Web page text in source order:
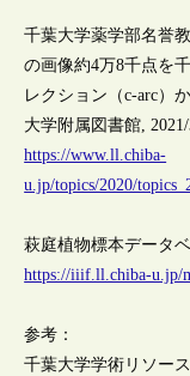
千葉大学薬学部名誉
の画像約4万8千点を
レクション（c-arc）
大学附属図書館, 2021/
https://www.ll.chiba-
u.jp/topics/2020/
萩庭植物標本データベ
https://iiif.ll.chiba-u.jp/
参考：
千葉大学学術リソー